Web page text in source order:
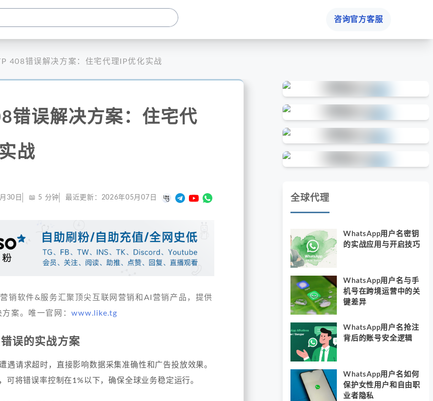
咨询官方客服
408错误解决方案：住宅代理IP优化实战
错误解决方案：住宅代
战
30日 📖 5 分钟 最近更新： 2026年05月07日
销软件&服务汇聚顶尖互联网营销和AI营销产品，提供
案。唯一官网：www.like.tg
误的实战方案
遇请求超时，直接影响数据采集准确性和广告投放效果。
可将错误率控制在1%以下，确保全球业务稳定运行。
全球代理
WhatsApp用户名密钥
的实战应用与开启技巧
WhatsApp用户名与手
机号在跨境运营中的关
键差异
WhatsApp用户名抢注
背后的账号安全逻辑
WhatsApp用户名如何
保护女性用户和自由职
业者隐私